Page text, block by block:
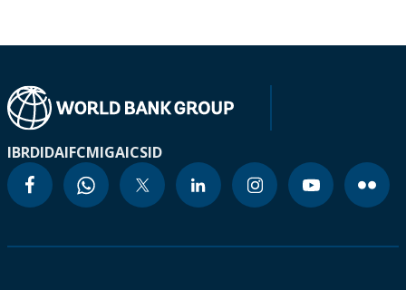
IBRDIDAIFCMIGAICSID